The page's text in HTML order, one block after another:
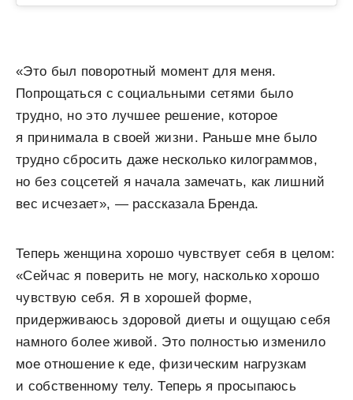
«Это был поворотный момент для меня.
Попрощаться с социальными сетями было
трудно, но это лучшее решение, которое
я принимала в своей жизни. Раньше мне было
трудно сбросить даже несколько килограммов,
но без соцсетей я начала замечать, как лишний
вес исчезает», — рассказала Бренда.
Теперь женщина хорошо чувствует себя в целом:
«Сейчас я поверить не могу, насколько хорошо
чувствую себя. Я в хорошей форме,
придерживаюсь здоровой диеты и ощущаю себя
намного более живой. Это полностью изменило
мое отношение к еде, физическим нагрузкам
и собственному телу. Теперь я просыпаюсь